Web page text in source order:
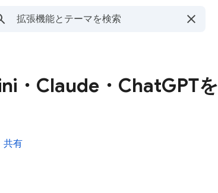
・Claude・ChatGPTを
共有